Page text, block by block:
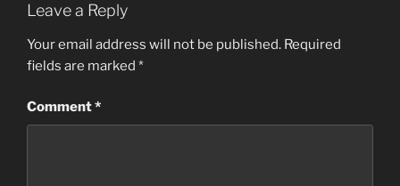
Leave a Reply
Your email address will not be published. Required
fields are marked *
Comment*